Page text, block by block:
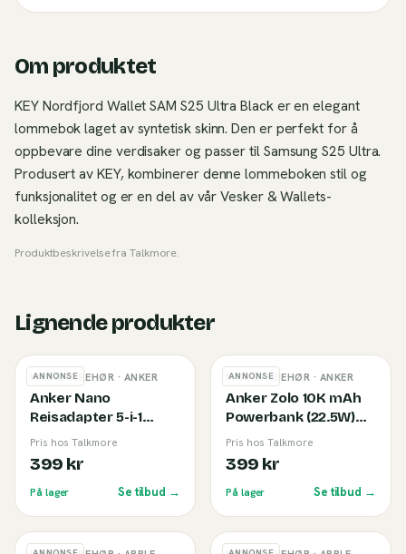
Om produktet
KEY Nordfjord Wallet SAM S25 Ultra Black er en elegant
lommebok laget av syntetisk skinn. Den er perfekt for å
oppbevare dine verdisaker og passer til Samsung S25 Ultra.
Produsert av KEY, kombinerer denne lommeboken stil og
funksjonalitet og er en del av vår Vesker & Wallets-
kolleksjon.
Produktbeskrivelse fraTalkmore.
Lignende produkter
ANNONSE
MOBILTILBEHØR · ANKER
Anker Nano
Reisadapter 5-i-1
(20W) White
Pris hos Talkmore
399 kr
På lager Se tilbud →
ANNONSE
MOBILTILBEHØR · ANKER
Anker Zolo 10K mAh
Powerbank (22.5W)
Black
Pris hos Talkmore
399 kr
På lager Se tilbud →